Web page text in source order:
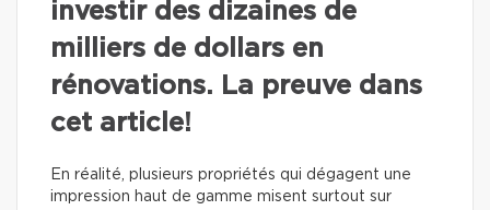
investir des dizaines de
milliers de dollars en
rénovations. La preuve dans
cet article!
En réalité, plusieurs propriétés qui dégagent une
impression haut de gamme misent surtout sur